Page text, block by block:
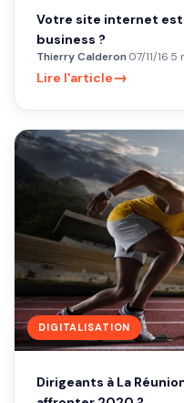
Votre site internet
business ?
Thierry Calderon·07/11/16·5
Lire l'article→
DIGITALISATION
Dirigeants à La